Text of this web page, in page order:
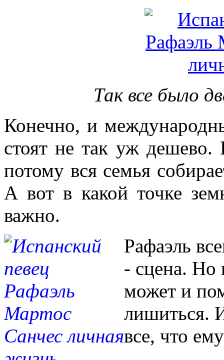
Так все было
Конечно, и
стоят не так уж дешево.
потому вся семья
А вот в какой точке
важно.
Рафаэль
- сцена. Но
может и
лишиться.
все, что